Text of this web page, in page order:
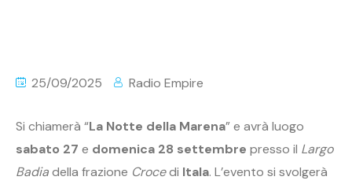
25/09/2025 Radio Empire
Si chiamerà “La Notte della Marena” e avrà luogo
sabato 27 e domenica 28 settembre presso il Largo
Badiadella frazione Crocedi Itala. L’evento si svolgerà